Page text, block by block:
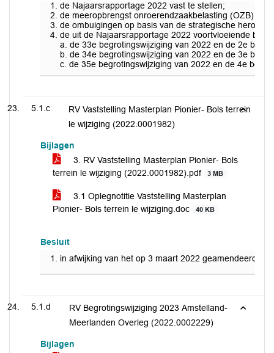
de Najaarsrapportage 2022 vast te stellen;
de meeropbrengst onroerendzaakbelasting (OZB)
de ombuigingen op basis van de strategische
de uit de Najaarsrapportage 2022 voortvloeiende
a. de 33e begrotingswijziging van 2022 en de 2e
b. de 34e begrotingswijziging van 2022 en de 3e
c. de 35e begrotingswijziging van 2022 en de 4e
5.1.c
RV Vaststelling Masterplan Pionier- Bols terrein
le wijziging (2022.0001982)
Bijlagen
3. RV Vaststelling Masterplan Pionier- Bols
terrein le wijziging (2022.0001982).pdf
3 MB
3.1 Oplegnotitie Vaststelling Masterplan
Pionier- Bols terrein le wijziging.doc
40 KB
Besluit
in afwijking van het op 3 maart 2022 geamendeerd
5.1.d
RV Begrotingswijziging 2023 Amstelland-
Meerlanden Overleg (2022.0002229)
Bijlagen